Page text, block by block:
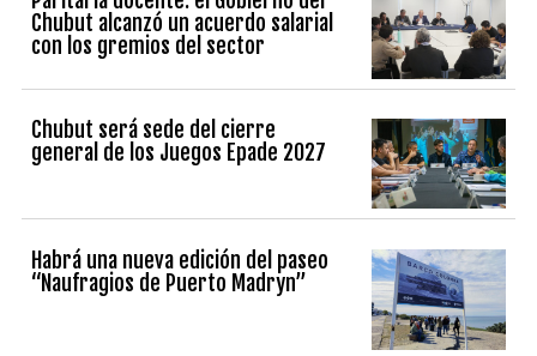
Chubut alcanzó un acuerdo salarial
con los gremios del sector
Chubut será sede del cierre
general de los Juegos Epade 2027
Habrá una nueva edición del paseo
“Naufragios de Puerto Madryn”